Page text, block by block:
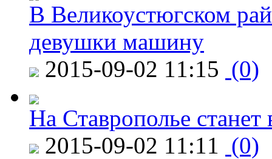
В Великоустюгском
девушки машину
2015-09-02 11:15 (0)
На Ставрополье
2015-09-02 11:11 (0)